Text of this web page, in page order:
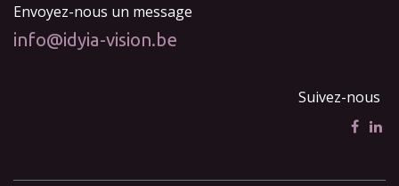
Envoyez-nous un message
info@idyia-vision.be
Suivez-nous